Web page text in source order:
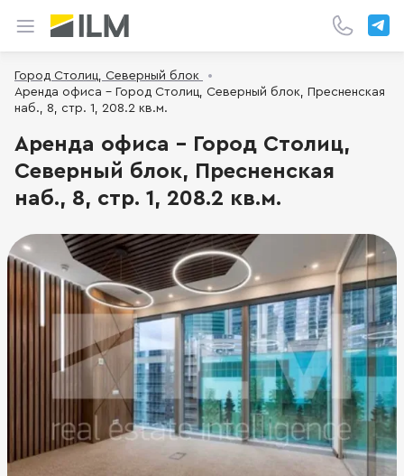
Город Столиц, Северный блок
Аренда офиса - Город Столиц, Северный блок, Пресненская
наб., 8, стр. 1, 208.2 кв.м.
Аренда офиса - Город Столиц,
Северный блок, Пресненская
наб., 8, стр. 1, 208.2 кв.м.